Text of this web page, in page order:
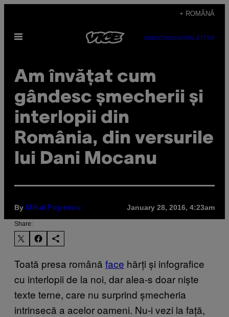
content
+ ROMÂNĂ
Open
SUBSCRIBENEWSLETTER
Am învățat cum
gândesc șmecherii și
interlopii din
România, din versurile
lui Dani Mocanu
By Mihai Popescu January 28, 2016, 4:23am
Share:
Toată presa română face hărți și infografice
cu interlopii de la noi, dar alea-s doar niște
texte terne, care nu surprind șmecheria
intrinsecă a acelor oameni. Nu-i vezi la față,